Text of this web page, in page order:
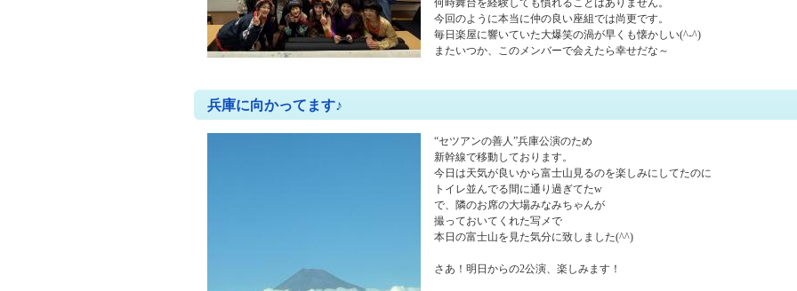
何時舞台を経験しても慣れることはありません。
今回のように本当に仲の良い座組では尚更です。
毎日楽屋に響いていた大爆笑の渦が早くも懐かしい(^-^)
またいつか、このメンバーで会えたら幸せだな～
兵庫に向かってます♪
“セツアンの善人”兵庫公演のため
新幹線で移動しております。
今日は天気が良いから富士山見るのを楽しみにしてたのに
トイレ並んでる間に通り過ぎてたw
で、隣のお席の大場みなみちゃんが
撮っておいてくれた写メで
本日の富士山を見た気分に致しました(^^)
さあ！明日からの2公演、楽しみます！